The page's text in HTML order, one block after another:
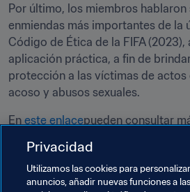
Por último, los miembros
enmiendas más importantes de la
Código de Ética de la FIFA (2023),
aplicación práctica, a fin de
protección a las víctimas de
acoso y abusos sexuales.
En este enlacepueden consultar
decisiones adoptadas.
Privacidad
Utilizamos las cookies para
anuncios, añadir nuevas funciones a